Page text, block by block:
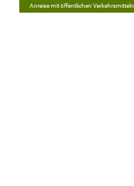
Anreise mit öffentlichen Verkehrsmitteln